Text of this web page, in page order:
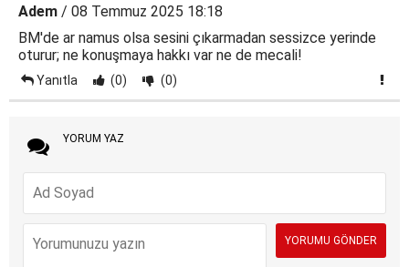
Adem / 08 Temmuz 2025 18:18
BM'de ar namus olsa sesini çıkarmadan sessizce yerinde
oturur; ne konuşmaya hakkı var ne de mecali!
Yanıtla (0) (0)
YORUM YAZ